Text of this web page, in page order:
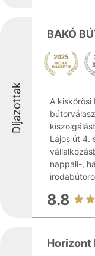
Díjazottak
BAKÓ
A kiskőrösi
Lajos út 4.
nappali-,
8.8
Horizont